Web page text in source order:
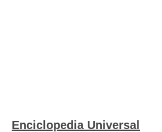
Enciclopedia Universal